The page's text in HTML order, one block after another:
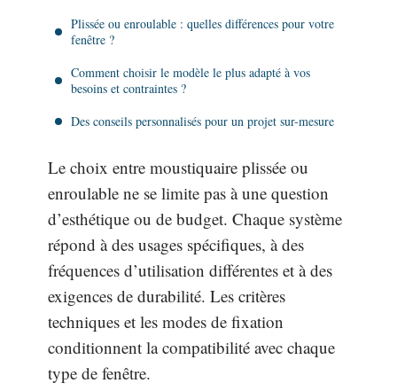
Plissée ou enroulable : quelles différences pour votre
fenêtre ?
Comment choisir le modèle le plus adapté à vos
besoins et contraintes ?
Des conseils personnalisés pour un projet sur-mesure
Le choix entre moustiquaire plissée ou
enroulable ne se limite pas à une question
d’esthétique ou de budget. Chaque système
répond à des usages spécifiques, à des
fréquences d’utilisation différentes et à des
exigences de durabilité. Les critères
techniques et les modes de fixation
conditionnent la compatibilité avec chaque
type de fenêtre.